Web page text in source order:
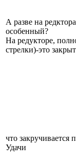
А разве на
особенный?
На редукторе,
стрелки)-это
что закручивается
Удачи